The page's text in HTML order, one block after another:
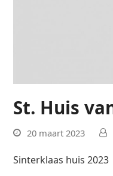
St. Huis
20 maart 2023
Sinterklaas huis 2023